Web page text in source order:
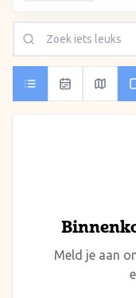
Meld je aan